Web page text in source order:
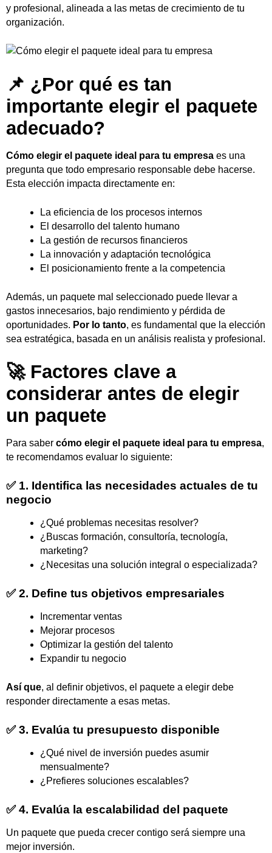
y profesional, alineada a las metas de crecimiento de tu
organización.
📌 ¿Por qué es tan
importante elegir el paquete
adecuado?
Cómo elegir el paquete ideal para tu empresa es una
pregunta que todo empresario responsable debe hacerse.
Esta elección impacta directamente en:
La eficiencia de los procesos internos
El desarrollo del talento humano
La gestión de recursos financieros
La innovación y adaptación tecnológica
El posicionamiento frente a la competencia
Además, un paquete mal seleccionado puede llevar a
gastos innecesarios, bajo rendimiento y pérdida de
oportunidades. Por lo tanto, es fundamental que la elección
sea estratégica, basada en un análisis realista y profesional.
🚀 Factores clave a
considerar antes de elegir
un paquete
Para saber cómo elegir el paquete ideal para tu empresa,
te recomendamos evaluar lo siguiente:
✅ 1. Identifica las necesidades actuales de tu
negocio
¿Qué problemas necesitas resolver?
¿Buscas formación, consultoría, tecnología,
marketing?
¿Necesitas una solución integral o especializada?
✅ 2. Define tus objetivos empresariales
Incrementar ventas
Mejorar procesos
Optimizar la gestión del talento
Expandir tu negocio
Así que, al definir objetivos, el paquete a elegir debe
responder directamente a esas metas.
✅ 3. Evalúa tu presupuesto disponible
¿Qué nivel de inversión puedes asumir
mensualmente?
¿Prefieres soluciones escalables?
✅ 4. Evalúa la escalabilidad del paquete
Un paquete que pueda crecer contigo será siempre una
mejor inversión.